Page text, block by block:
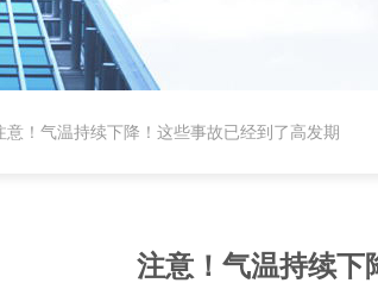
意！气温持续下降！这些事故已经到了高发期
注意！气温持续下